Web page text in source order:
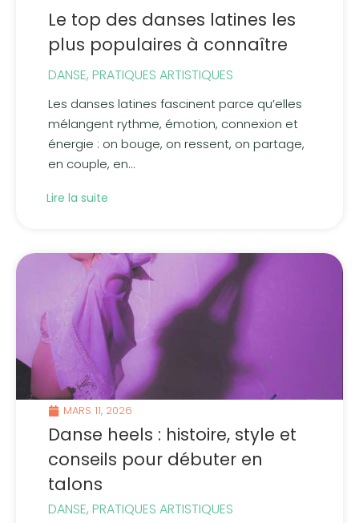
Le top des danses latines les
plus populaires à connaître
DANSE, PRATIQUES ARTISTIQUES
Les danses latines fascinent parce qu’elles
mélangent rythme, émotion, connexion et
énergie : on bouge, on ressent, on partage,
en couple, en...
Lire la suite
MARS 11, 2026
Danse heels : histoire, style et
conseils pour débuter en
talons
DANSE, PRATIQUES ARTISTIQUES